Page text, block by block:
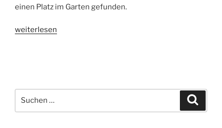
einen Platz im Garten gefunden.
„Eine
Planung
und
Aufbau“
weiterlesen
nach: